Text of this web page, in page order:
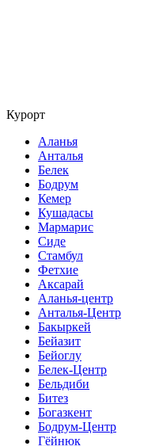
Курорт
Аланья
Анталья
Белек
Бодрум
Кемер
Кушадасы
Мармарис
Сиде
Стамбул
Фетхие
Аксарай
Аланья-центр
Анталья-Центр
Бакыркей
Бейазит
Бейоглу
Белек-Центр
Бельдиби
Битез
Богазкент
Бодрум-Центр
Гёйнюк